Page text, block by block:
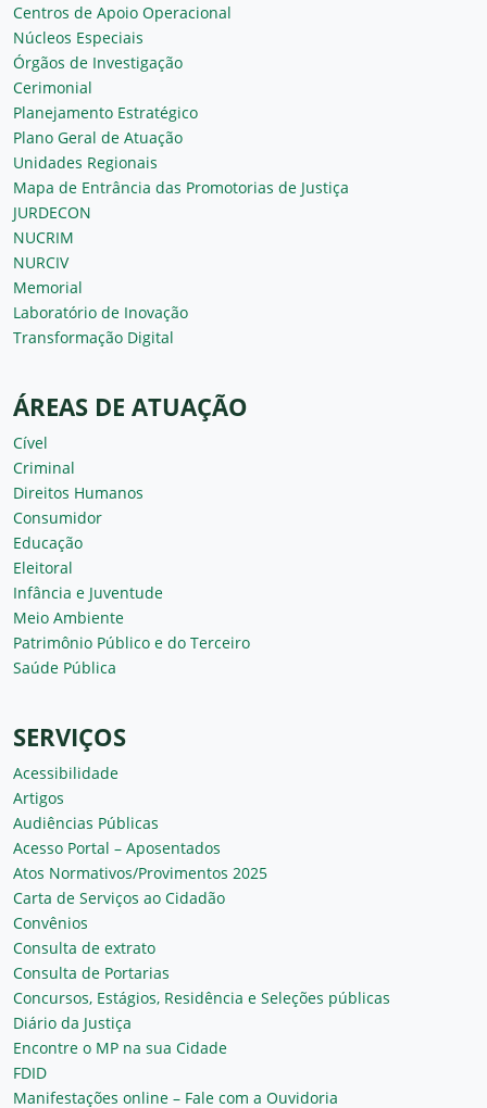
Centros de Apoio Operacional
Núcleos Especiais
Órgãos de Investigação
Cerimonial
Planejamento Estratégico
Plano Geral de Atuação
Unidades Regionais
Mapa de Entrância das Promotorias de Justiça
JURDECON
NUCRIM
NURCIV
Memorial
Laboratório de Inovação
Transformação Digital
ÁREAS DE ATUAÇÃO
Cível
Criminal
Direitos Humanos
Consumidor
Educação
Eleitoral
Infância e Juventude
Meio Ambiente
Patrimônio Público e do Terceiro
Saúde Pública
SERVIÇOS
Acessibilidade
Artigos
Audiências Públicas
Acesso Portal – Aposentados
Atos Normativos/Provimentos 2025
Carta de Serviços ao Cidadão
Convênios
Consulta de extrato
Consulta de Portarias
Concursos, Estágios, Residência e Seleções públicas
Diário da Justiça
Encontre o MP na sua Cidade
FDID
Manifestações online – Fale com a Ouvidoria